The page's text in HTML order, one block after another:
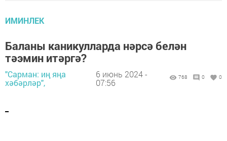
ИМИНЛЕК
Баланы каникулларда нәрсә белән
тәэмин итәргә?
"Сарман: иң яңа
хәбәрләр",
6 июнь 2024 -
07:56
768 0 0